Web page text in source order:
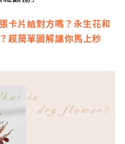
卡片給對方嗎？永生花和
超簡單圖解讓你馬上秒